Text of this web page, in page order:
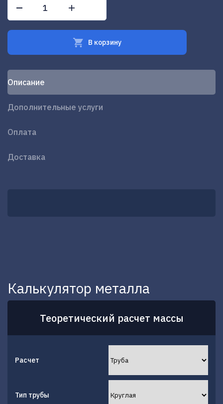
В корзину
Oписание
Дополнительные услуги
Оплата
Доставка
Калькулятор металла
Теоретический расчет массы
Расчет
Тип трубы